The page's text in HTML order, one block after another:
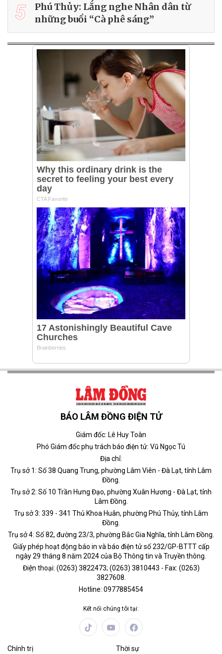
5
Phú Thủy: Lắng nghe Nhân dân từ
những buổi “Cà phê sáng”
BÁO LÂM ĐỒNG ĐIỆN TỬ
Giám đốc: Lê Huy Toàn
Phó Giám đốc phụ trách báo điện tử: Vũ Ngọc Tú
Địa chỉ:
Trụ sở 1: Số 38 Quang Trung, phường Lâm Viên - Đà Lạt, tỉnh Lâm
Đồng.
Trụ sở 2: Số 10 Trần Hưng Đạo, phường Xuân Hương - Đà Lạt, tỉnh
Lâm Đồng.
Trụ sở 3: 339 - 341 Thủ Khoa Huân, phường Phú Thủy, tỉnh Lâm
Đồng.
Trụ sở 4: Số 82, đường 23/3, phường Bắc Gia Nghĩa, tỉnh Lâm Đồng.
Giấy phép hoạt động báo in và báo điện tử số 232/GP-BTTT cấp
ngày 29 tháng 8 năm 2024 của Bộ Thông tin và Truyền thông.
Điện thoại: (0263) 3822473; (0263) 3810443 - Fax: (0263)
3827608.
Hotline: 0977885454
Kết nối chúng tôi tại:
Chính trị Thời sự